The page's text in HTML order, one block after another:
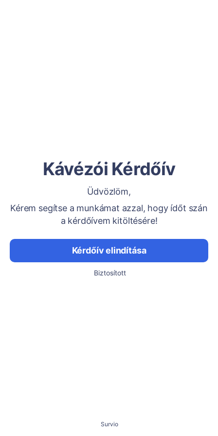
Kávézói Kérdőív
Üdvözlöm,
Kérem segítse a munkámat azzal, hogy ídőt szán
a kérdőívem kitöltésére!
Kérdőív elindítása
Biztosított
Survio